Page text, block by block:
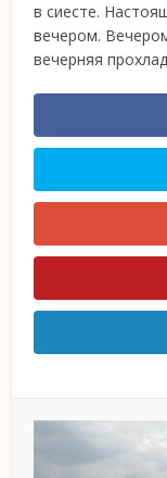
в сиесте.
вечером.
вечерняя